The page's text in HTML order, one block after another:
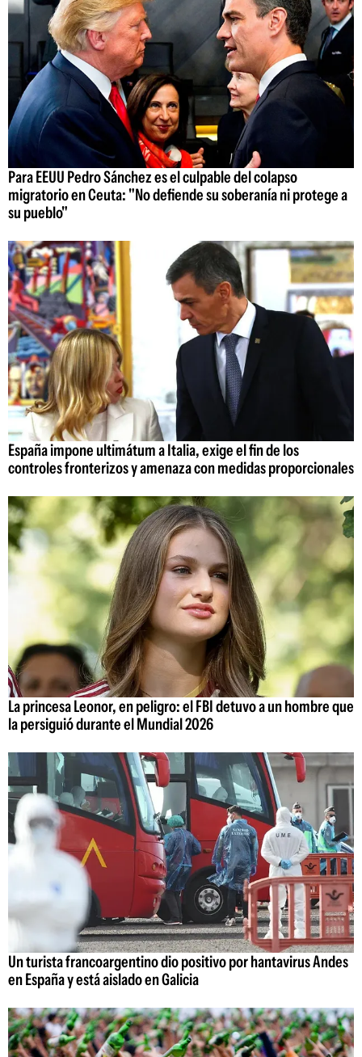
Para EEUU Pedro Sánchez es el culpable del colapso
migratorio en Ceuta: "No defiende su soberanía ni protege a
su pueblo"
España impone ultimátum a Italia, exige el fin de los
controles fronterizos y amenaza con medidas proporcionales
La princesa Leonor, en peligro: el FBI detuvo a un hombre que
la persiguió durante el Mundial 2026
Un turista francoargentino dio positivo por hantavirus Andes
en España y está aislado en Galicia